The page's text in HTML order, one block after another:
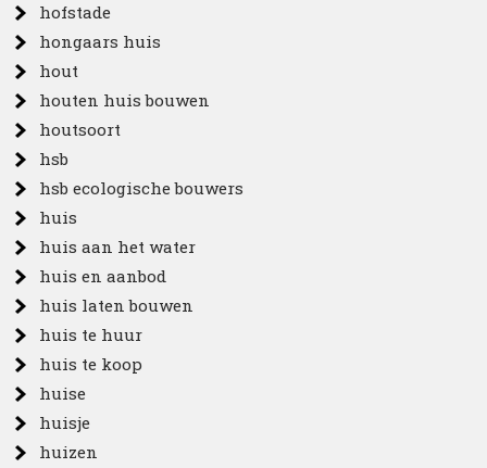
hofstade
hongaars huis
hout
houten huis bouwen
houtsoort
hsb
hsb ecologische bouwers
huis
huis aan het water
huis en aanbod
huis laten bouwen
huis te huur
huis te koop
huise
huisje
huizen